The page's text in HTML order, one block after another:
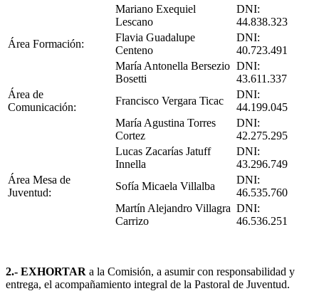
Mariano Exequiel
Lescano
DNI:
44.838.323
Área Formación:
Flavia Guadalupe
Centeno
DNI:
40.723.491
María Antonella Bersezio
Bosetti
DNI:
43.611.337
Área de
Comunicación:
Francisco Vergara Ticac
DNI:
44.199.045
María Agustina Torres
Cortez
DNI:
42.275.295
Lucas Zacarías Jatuff
Innella
DNI:
43.296.749
Área Mesa de
Juventud:
Sofía Micaela Villalba
DNI:
46.535.760
Martín Alejandro Villagra
Carrizo
DNI:
46.536.251
2.- EXHORTAR a la Comisión, a asumir con responsabilidad y
entrega, el acompañamiento integral de la Pastoral de Juventud.